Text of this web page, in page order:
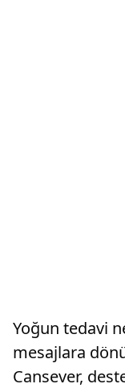
Yoğun tedavi
mesajlara
Cansever,